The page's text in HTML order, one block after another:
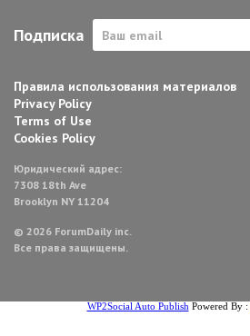
Подписка
Правила использования материалов
Privacy Policy
Terms of Use
Cookies Policy
Юридический адрес:
7308 18th Ave
Brooklyn NY 11204
© 2026 ForumDaily inc.
Все права защищены.
WP2Social Auto Publish Powered By :